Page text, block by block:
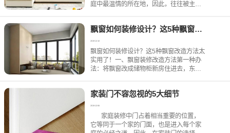
庭中最温情的所在地，因此，往往被主人
发更是整个客厅的灵魂所在，所以在装修
时，我们就在思考，客厅要买怎
飘窗如何装修设计？这5种飘窗改造方法太实用了！
2019-12-10
飘窗如何装修设计？这5种飘窗改造方法太
实用了！一、飘窗装修改造方法第一种办
法：将飘窗改成储物柜新房住进去，东西
纳效果，还能保留飘窗休闲的作用。不仅
能合理利用空间，闲时时
家装门不容忽视的5大细节
2019-12-06
家庭装修中门占着相当重要的位置，
它等同于一个家的门面，也是进入每个家